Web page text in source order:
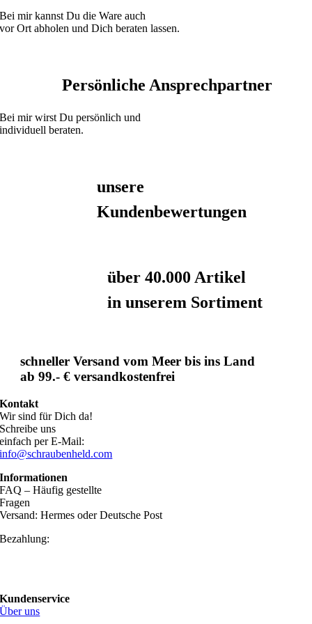
Bei mir kannst Du die Ware auch
vor Ort abholen und Dich beraten lassen.
Persönliche Ansprechpartner
Bei mir wirst Du persönlich und
individuell beraten.
unsere
Kundenbewertungen
über 40.000 Artikel
in unserem Sortiment
schneller Versand vom Meer bis ins Land
ab 99.- € versandkostenfrei
Kontakt
Wir sind für Dich da!
Schreibe uns
einfach per E-Mail:
info@schraubenheld.com
Informationen
FAQ – Häufig gestellte
Fragen
Versand: Hermes oder Deutsche Post
Bezahlung:
Kundenservice
Über uns